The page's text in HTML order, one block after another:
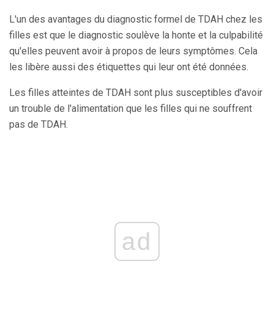
L'un des avantages du diagnostic formel de TDAH chez les
filles est que le diagnostic soulève la honte et la culpabilité
qu'elles peuvent avoir à propos de leurs symptômes. Cela
les libère aussi des étiquettes qui leur ont été données.
Les filles atteintes de TDAH sont plus susceptibles d'avoir
un trouble de l'alimentation que les filles qui ne souffrent
pas de TDAH.
ad